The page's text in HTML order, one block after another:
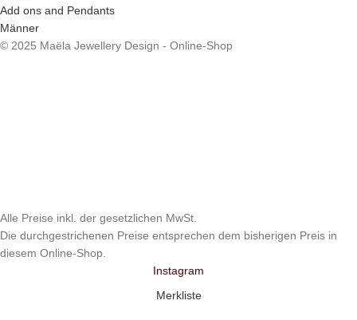
Add ons and Pendants
Männer
© 2025 Maëla Jewellery Design - Online-Shop
Alle Preise inkl. der gesetzlichen MwSt.
Die durchgestrichenen Preise entsprechen dem bisherigen Preis in
diesem Online-Shop.
Instagram
Merkliste